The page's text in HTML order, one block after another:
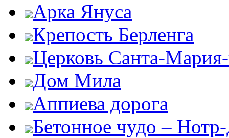
Арка Януса
Крепость Берленга
Церковь Санта-
Дом Мила
Аппиева дорога
Бетонное чудо –